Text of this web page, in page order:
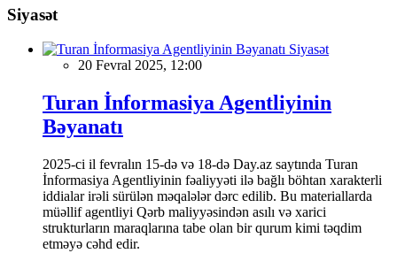
Siyasət
Siyasət
20 Fevral 2025, 12:00
Turan İnformasiya Agentliyinin
Bəyanatı
2025-ci il fevralın 15-də və 18-də Day.az saytında Turan
İnformasiya Agentliyinin fəaliyyəti ilə bağlı böhtan xarakterli
iddialar irəli sürülən məqalələr dərc edilib. Bu materiallarda
müəllif agentliyi Qərb maliyyəsindən asılı və xarici
strukturların maraqlarına tabe olan bir qurum kimi təqdim
etməyə cəhd edir.